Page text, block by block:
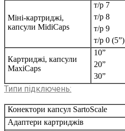
Міні-картриджі,
капсули MidiCaps
т/р 7
т/р 8
т/р 9
т/р 0 (5”)
Картриджі, капсули
MaxiCaps
10”
20”
30”
Типи підключень:
Конектори капсул SartoScale
Адаптери картриджів